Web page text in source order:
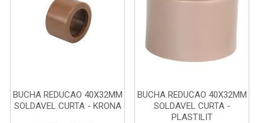
BUCHA REDUCAO 40X32MM
SOLDAVEL CURTA - KRONA
BUCHA REDUCAO 40X32MM
SOLDAVEL CURTA -
PLASTILIT